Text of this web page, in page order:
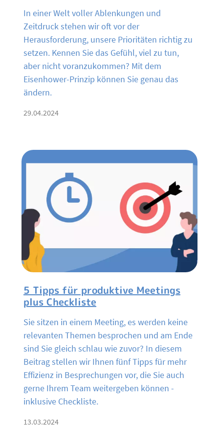
In einer Welt voller Ablenkungen und
Zeitdruck stehen wir oft vor der
Herausforderung, unsere Prioritäten richtig zu
setzen. Kennen Sie das Gefühl, viel zu tun,
aber nicht voranzukommen? Mit dem
Eisenhower-Prinzip können Sie genau das
ändern.
29.04.2024
5 Tipps für produktive Meetings
plus Checkliste
Sie sitzen in einem Meeting, es werden keine
relevanten Themen besprochen und am Ende
sind Sie gleich schlau wie zuvor? In diesem
Beitrag stellen wir Ihnen fünf Tipps für mehr
Effizienz in Besprechungen vor, die Sie auch
gerne Ihrem Team weitergeben können -
inklusive Checkliste.
13.03.2024